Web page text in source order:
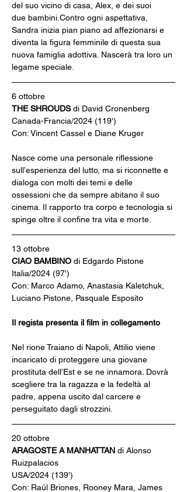
del suo vicino di casa, Alex, e dei suoi
due bambini.Contro ogni aspettativa,
Sandra inizia pian piano ad affezionarsi e
diventa la figura femminile di questa sua
nuova famiglia adottiva. Nascerà tra loro un
legame speciale.
6 ottobre
THE SHROUDS di David Cronenberg
Canada-Francia/2024 (119')
Con: Vincent Cassel e Diane Kruger
Nasce come una personale riflessione
sull’esperienza del lutto, ma si riconnette e
dialoga con molti dei temi e delle
ossessioni che da sempre abitano il suo
cinema. Il rapporto tra corpo e tecnologia si
spinge oltre il confine tra vita e morte.
13 ottobre
CIAO BAMBINO di Edgardo Pistone
Italia/2024 (97')
Con: Marco Adamo, Anastasia Kaletchuk,
Luciano Pistone, Pasquale Esposito
Il regista presenta il film in collegamento
Nel rione Traiano di Napoli, Attilio viene
incaricato di proteggere una giovane
prostituta dell’Est e se ne innamora. Dovrà
scegliere tra la ragazza e la fedeltà al
padre, appena uscito dal carcere e
perseguitato dagli strozzini.
20 ottobre
ARAGOSTE A MANHATTAN di Alonso
Ruizpalacios
USA/2024 (139')
Con: Raúl Briones, Rooney Mara, James